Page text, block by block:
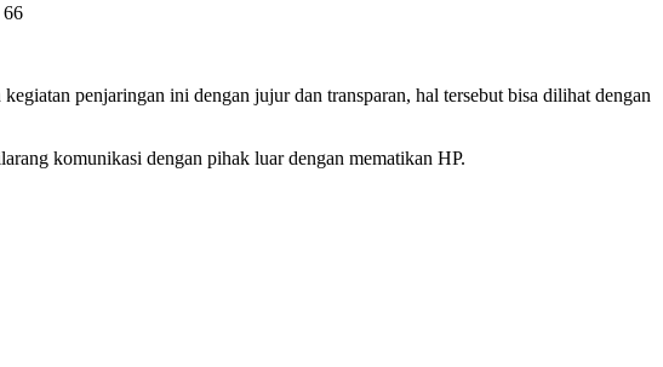
66
penjaringan ini dengan jujur dan transparan, hal tersebut bisa dilihat dengan
komunikasi dengan pihak luar dengan mematikan HP.